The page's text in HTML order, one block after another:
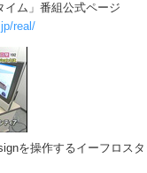
イム」番組公式ページ
real/
を操作するイーフロスタ